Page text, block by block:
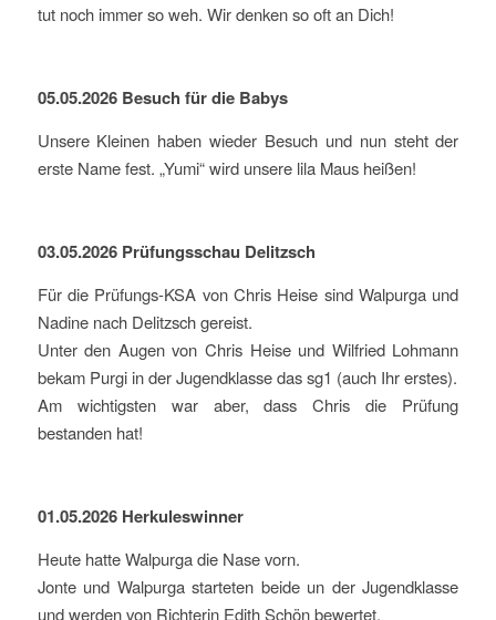
tut noch immer so weh. Wir denken so oft an Dich!
05.05.2026 Besuch für die Babys
Unsere Kleinen haben wieder Besuch und nun steht der
erste Name fest. „Yumi“ wird unsere lila Maus heißen!
03.05.2026 Prüfungsschau Delitzsch
Für die Prüfungs-KSA von Chris Heise sind Walpurga und
Nadine nach Delitzsch gereist.
Unter den Augen von Chris Heise und Wilfried Lohmann
bekam Purgi in der Jugendklasse das sg1 (auch Ihr erstes).
Am wichtigsten war aber, dass Chris die Prüfung
bestanden hat!
01.05.2026 Herkuleswinner
Heute hatte Walpurga die Nase vorn.
Jonte und Walpurga starteten beide un der Jugendklasse
und werden von Richterin Edith Schön bewertet.